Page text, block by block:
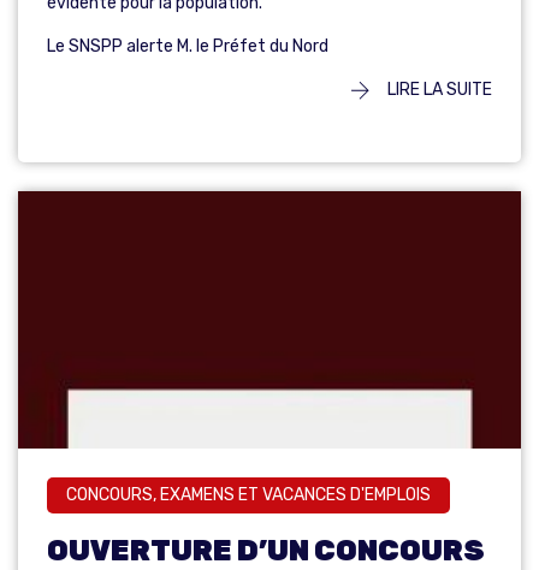
Le SNSPP alerte M. le Préfet du Nord
LIRE LA SUITE
CONCOURS, EXAMENS ET VACANCES D'EMPLOIS
OUVERTURE D’UN CONCOURS